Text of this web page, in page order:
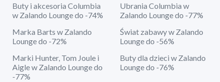
Buty i akcesoria Columbia
w Zalando Lounge do -74%
Ubrania Columbia w
Zalando Lounge do -77%
Marka Barts w Zalando
Lounge do -72%
Świat zabawy w Zalando
Lounge do -56%
Marki Hunter, Tom Joule i
Aigle w Zalando Lounge do
-77%
Buty dla dzieci w Zalando
Lounge do -76%